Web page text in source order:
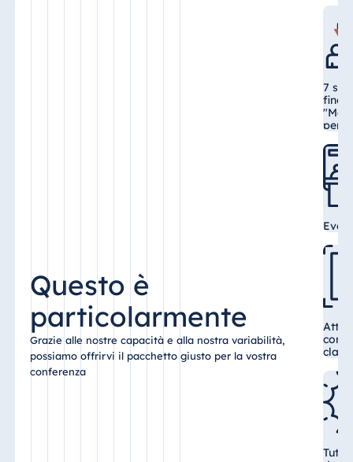
Hotel &
Conference
Center Taicang
Italia
Questo è
particolarmente
Grazie alle nostre capacità e alla nostra variabilità,
possiamo offrirvi il pacchetto giusto per la vostra
conferenza
7
fino
Tutte